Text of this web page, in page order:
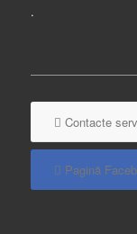
.
Contacte
Pagină